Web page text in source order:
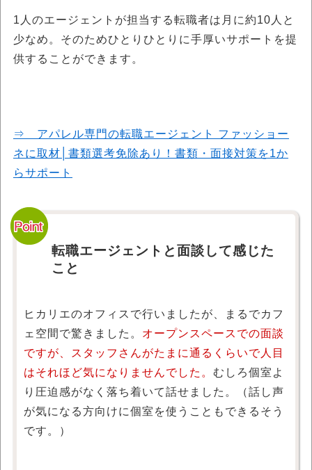
1人のエージェントが担当する転職者は月に約10人と
少なめ。そのためひとりひとりに手厚いサポートを提
供することができます。
⇒ アパレル専門の転職エージェント ファッショー
ネに取材│書類選考免除あり！書類・面接対策を1か
らサポート
転職エージェントと面談して感じた
こと
ヒカリエのオフィスで行いましたが、まるでカフ
ェ空間で驚きました。 オープンスペースでの面談
ですが、スタッフさんがたまに通るくらいで人目
はそれほど気になりませんでした。 むしろ個室よ
り圧迫感がなく落ち着いて話せました。（話し声
が気になる方向けに個室を使うこともできるそう
です。）